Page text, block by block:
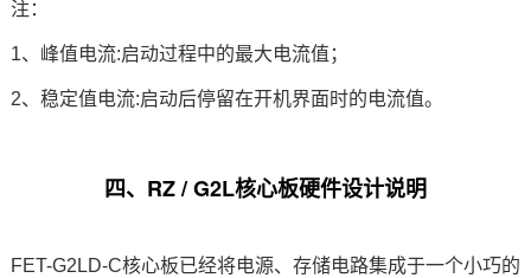
注：
1、峰值电流:启动过程中的最大电流值；
2、稳定值电流:启动后停留在开机界面时的电流值。
四、RZ / G2L核心板硬件设计说明
FET-G2LD-C核心板已经将电源、存储电路集成于一个小巧的